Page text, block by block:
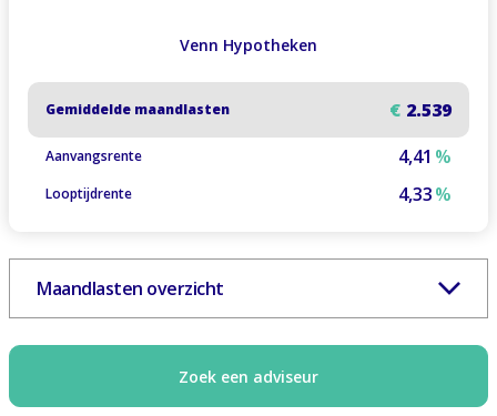
Venn Hypotheken
€ 2.539
Gemiddelde maandlasten
4,41 %
Aanvangsrente
4,33%
Looptijdrente
Maandlasten overzicht
Zoek een adviseur